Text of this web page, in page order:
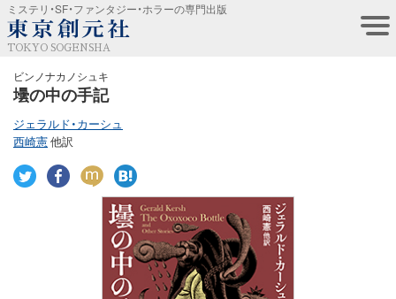
ミステリ・SF・ファンタジー・ホラーの専門出版
TOKYO SOGENSHA
ビンノナカノシュキ
壜の中の手記
ジェラルド・カーシュ
西崎憲他訳